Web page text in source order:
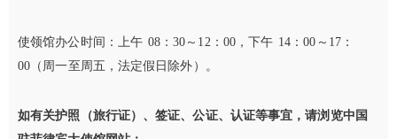
使领馆办公时间：上午 08：30～12：00，下午 14：00～17：
00（周一至周五，法定假日除外）。
如有关护照（旅行证）、签证、公证、认证等事宜，请浏览中国